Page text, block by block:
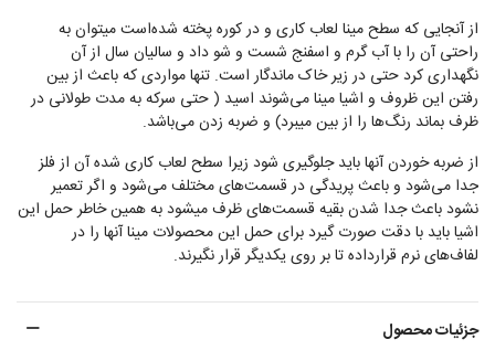
از آنجایی که سطح مینا لعاب کاری و در کوره پخته شده‌است میتوان به
راحتی آن را با آب گرم و اسفنج شست و شو داد و سالیان سال از آن
نگهداری کرد حتی در زیر خاک ماندگار است. تنها مواردی که باعث از بین
رفتن این ظروف و اشیا مینا می‌شوند اسید ( حتی سرکه به مدت طولانی در
ظرف بماند رنگ‌ها را از بین میبرد) و ضربه زدن می‌باشد.
از ضربه خوردن آنها باید جلوگیری شود زیرا سطح لعاب کاری شده آن از فلز
جدا می‌شود و باعث پریدگی در قسمت‌های مختلف می‌شود و اگر تعمیر
نشود باعث جدا شدن بقیه قسمت‌های ظرف میشود به همین خاطر حمل این
اشیا باید با دقت صورت گیرد برای حمل این محصولات مینا آنها را در
لفاف‌های نرم قرارداده تا بر روی یکدیگر قرار نگیرند.
جزئیات محصول